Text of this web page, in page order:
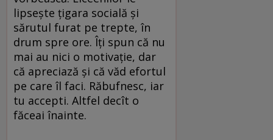
lipsește țigara socială și
sărutul furat pe trepte, în
drum spre ore. Îți spun că nu
mai au nici o motivație, dar
că apreciază și că văd efortul
pe care îl faci. Răbufnesc, iar
tu accepti. Altfel decît o
făceai înainte.